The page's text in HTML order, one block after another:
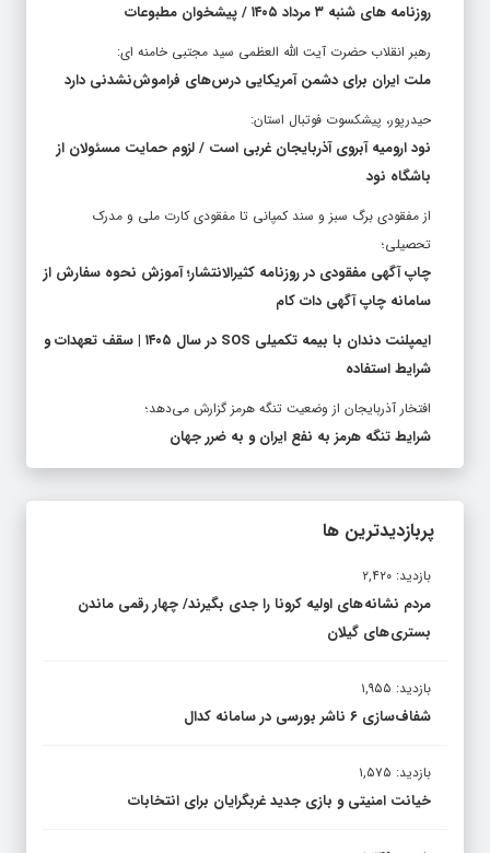
روزنامه های شنبه ۳ مرداد ۱۴۰۵ / پیشخوان مطبوعات
رهبر انقلاب حضرت آیت الله العظمی سید مجتبی خامنه ای:
ملت ایران برای دشمن آمریکایی درس‌های فراموش‌نشدنی دارد
حیدرپور، پیشکسوت فوتبال استان:
نود ارومیه آبروی آذربایجان غربی است / لزوم حمایت مسئولان از
باشگاه نود
از مفقودی برگ سبز و سند کمپانی تا مفقودی کارت ملی و مدرک
تحصیلی؛
چاپ آگهی مفقودی در روزنامه کثیرالانتشار؛ آموزش نحوه سفارش از
سامانه چاپ آگهی دات کام
ایمپلنت دندان با بیمه تکمیلی SOS در سال ۱۴۰۵ | سقف تعهدات و
شرایط استفاده
افتخار آذربایجان از وضعیت تنگه هرمز گزارش می‌دهد؛
شرایط تنگه هرمز به نفع ایران و به ضرر جهان
پربازدیدترین ها
بازدید: ۲,۴۲۰
مردم نشانه های اولیه کرونا را جدی بگیرند/ چهار رقمی ماندن
بستری های گیلان
بازدید: ۱,۹۵۵
شفاف‌سازی ۶ ناشر بورسی در سامانه کدال
بازدید: ۱,۵۷۵
خیانت امنیتی و بازی جدید غربگرایان برای انتخابات